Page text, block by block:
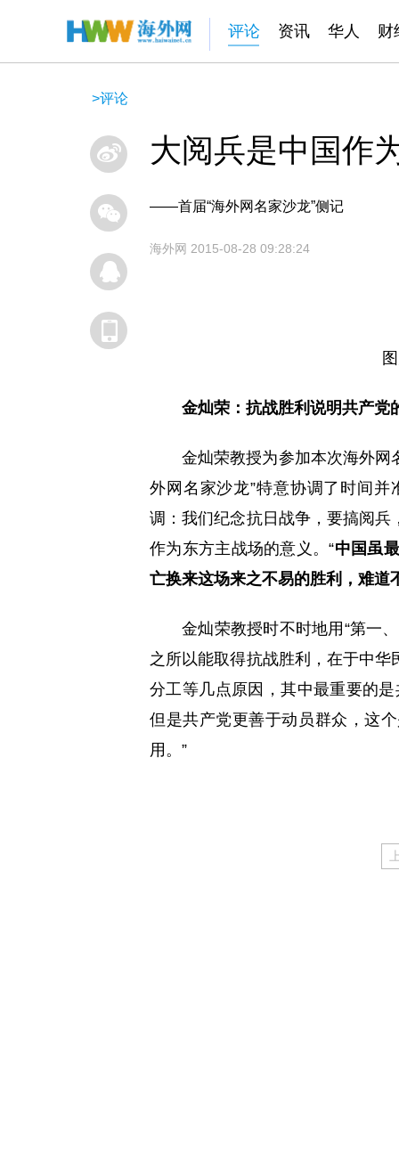
评论 资讯 华人 财
>评论
大阅兵是中国作
——首届“海外网名家沙龙”侧记
海外网 2015-08-28 09:28:24
金灿荣：抗战胜利说明共产党
金灿荣教授为参加本次海外网
外网名家沙龙”特意协调了时间
调：我们纪念抗日战争，要搞阅
作为东方主战场的意义。“中国虽
亡换来这场来之不易的胜利，难道
金灿荣教授时不时地用“第一
之所以能取得抗战胜利，在于中
分工等几点原因，其中最重要的
但是共产党更善于动员群众，这
用。”